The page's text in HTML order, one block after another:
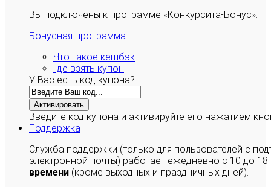
Вы подключены к программе «Конкурсита-Бонус»:
Бонусная программа
Что такое кешбэк
Где взять купон
У Вас есть код купона?
Активировать
Введите код купона и активируйте его нажатием
Поддержка
Служба поддержки (только для пользователей с
электронной почты) работает ежедневно с 10 до
времени (кроме выходных и праздничных дней).